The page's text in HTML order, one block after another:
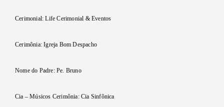
Cerimonial: Life Cerimonial & Eventos
Cerimônia: Igreja Bom Despacho
Nome do Padre: Pe. Bruno
Cia – Músicos Cerimônia: Cia Sinfônica